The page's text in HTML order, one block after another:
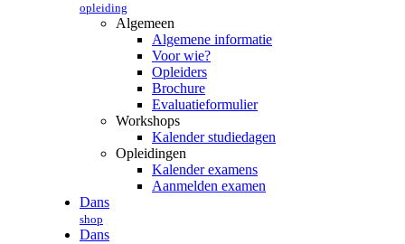
opleiding
Algemeen
Algemene informatie
Voor wie?
Opleiders
Brochure
Evaluatieformulier
Workshops
Kalender studiedagen
Opleidingen
Kalender examens
Aanmelden examen
Dans
shop
Dans